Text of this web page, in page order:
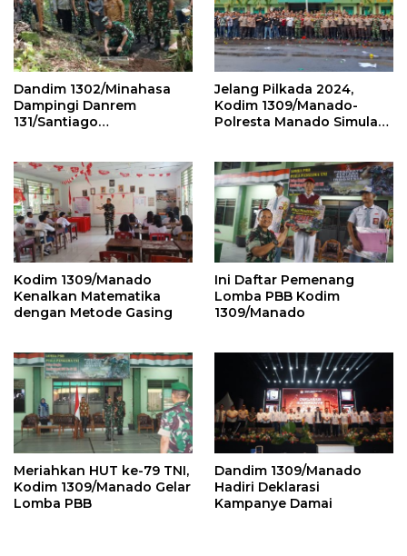
Dandim 1302/Minahasa
Dampingi Danrem
131/Santiago
III dan IV di Mitra
Jelang Pilkada 2024,
Kodim 1309/Manado-
Polresta Manado Simulasi
Kodim 1309/Manado
Kenalkan Matematika
dengan Metode Gasing
Ini Daftar Pemenang
Lomba PBB Kodim
1309/Manado
Meriahkan HUT ke-79 TNI,
Kodim 1309/Manado Gelar
Lomba PBB
Dandim 1309/Manado
Hadiri Deklarasi
Kampanye Damai